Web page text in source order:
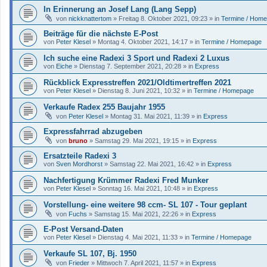
In Erinnerung an Josef Lang (Lang Sepp)
von nickknattertom » Freitag 8. Oktober 2021, 09:23 » in Termine /
Beiträge für die nächste E-Post
von Peter Klesel » Montag 4. Oktober 2021, 14:17 » in Termine / Homepage
Ich suche eine Radexi 3 Sport und Radexi 2 Luxus
von Eiche » Dienstag 7. September 2021, 20:28 » in Express
Rückblick Expresstreffen 2021/Oldtimertreffen 2021
von Peter Klesel » Dienstag 8. Juni 2021, 10:32 » in Termine / Homepage
Verkaufe Radex 255 Baujahr 1955
von Peter Klesel » Montag 31. Mai 2021, 11:39 » in Express
Expressfahrrad abzugeben
von bruno » Samstag 29. Mai 2021, 19:15 » in Express
Ersatzteile Radexi 3
von Sven Mordhorst » Samstag 22. Mai 2021, 16:42 » in Express
Nachfertigung Krümmer Radexi Fred Munker
von Peter Klesel » Sonntag 16. Mai 2021, 10:48 » in Express
Vorstellung- eine weitere 98 ccm- SL 107 - Tour geplant
von Fuchs » Samstag 15. Mai 2021, 22:26 » in Express
E-Post Versand-Daten
von Peter Klesel » Dienstag 4. Mai 2021, 11:33 » in Termine / Homepage
Verkaufe SL 107, Bj. 1950
von Frieder » Mittwoch 7. April 2021, 11:57 » in Express